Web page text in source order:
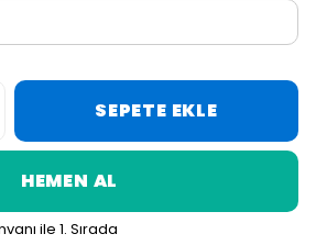
SEPETE EKLE
HEMEN AL
ile 1. Sırada